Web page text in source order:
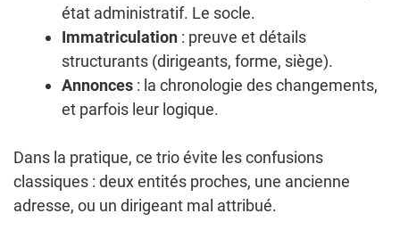
état administratif. Le socle.
Immatriculation : preuve et détails
structurants (dirigeants, forme, siège).
Annonces : la chronologie des changements,
et parfois leur logique.
Dans la pratique, ce trio évite les confusions
classiques : deux entités proches, une ancienne
adresse, ou un dirigeant mal attribué.